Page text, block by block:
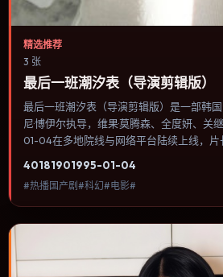
精选推荐
3 张
最后一班潮汐表（导演剪辑版）
最后一班潮汐表（导演剪辑版）是一部韩
尼·博伊尔执导，维果·莫腾森、全度妍、关
01-04在多地院线与网络平台陆续上线，片
选择与情节推进，节奏与视听语言统一，可
片的选择。
40181901995-01-04
#热播国产剧#科幻#电影#